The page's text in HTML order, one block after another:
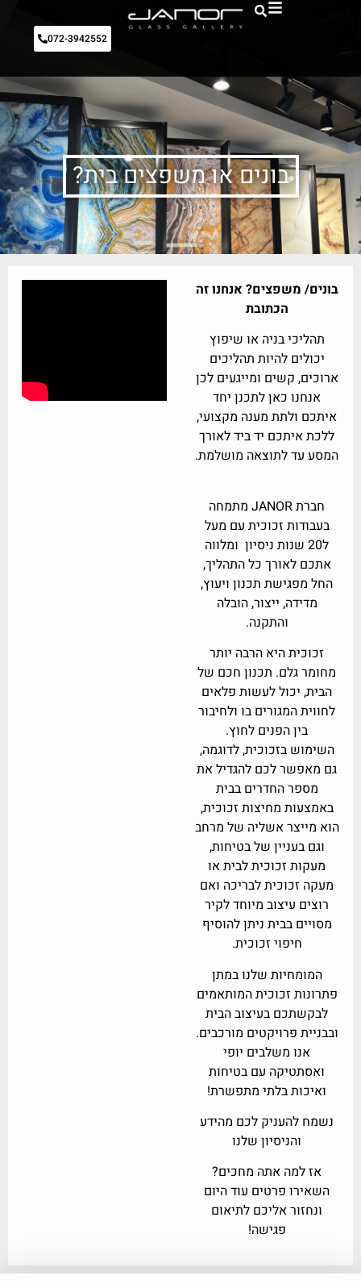
072-3942552
בונים או משפצים בית?
בונים/ משפצים? אנחנו זה
הכתובת
תהליכי בניה או שיפוץ
יכולים להיות תהליכים
ארוכים, קשים ומייגעים לכן
אנחנו כאן לתכנן יחד
איתכם ולתת מענה מקצועי,
ללכת איתכם יד ביד לאורך
המסע עד לתוצאה מושלמת.
חברתJANOR מתמחה
בעבודות זכוכית עם מעל
ל20 שנות ניסיון ומלווה
אתכם לאורך כל התהליך,
החל מפגישת תכנון ויעוץ,
מדידה, ייצור, הובלה
והתקנה.
זכוכית היא הרבה יותר
מחומר גלם. תכנון חכם של
הבית, יכול לעשות פלאים
לחווית המגורים בו ולחיבור
בין הפנים לחוץ.
השימוש בזכוכית, לדוגמה,
גם מאפשר לכם להגדיל את
מספר החדרים בבית
באמצעות מחיצות זכוכית,
הוא מייצר אשליה של מרחב
וגם בעניין של בטיחות,
מעקות זכוכית לבית או
מעקה זכוכית לבריכה ואם
רוצים עיצוב מיוחד לקיר
מסויים בבית ניתן להוסיף
חיפוי זכוכית.
המומחיות שלנו במתן
פתרונות זכוכית המותאמים
לבקשתכם בעיצוב הבית
ובבניית פרויקטים מורכבים.
אנו משלבים יופי
ואסתטיקה עם בטיחות
ואיכות בלתי מתפשרת!
נשמח להעניק לכם מהידע
והניסיון שלנו
אז למה אתה מחכים?
השאירו פרטים עוד היום
ונחזור אליכם לתיאום
פגישה!